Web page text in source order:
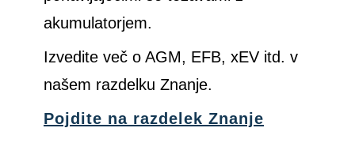
akumulatorjem.
Izvedite več o AGM, EFB, xEV itd. v
našem razdelku Znanje.
Pojdite na razdelek Znanje